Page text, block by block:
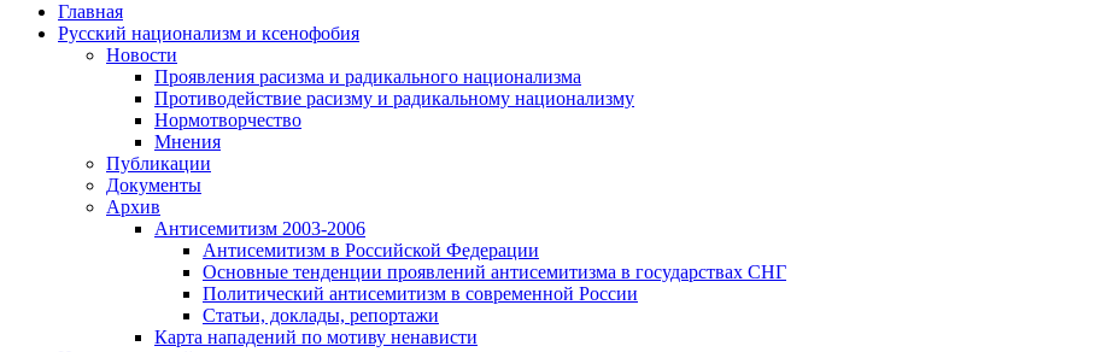
Главная
Русский национализм и ксенофобия
Новости
Проявления расизма и радикального национализма
Противодействие расизму и радикальному национализму
Нормотворчество
Мнения
Публикации
Документы
Архив
Антисемитизм 2003-2006
Антисемитизм в Российской Федерации
Основные тенденции проявлений антисемитизма в государствах СНГ
Политический антисемитизм в современной России
Статьи, доклады, репортажи
Карта нападений по мотиву ненависти